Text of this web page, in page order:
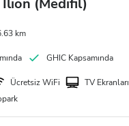
(Medifil)
km
GHIC Kapsamında
Ücretsiz WiFi
TV Ekranları